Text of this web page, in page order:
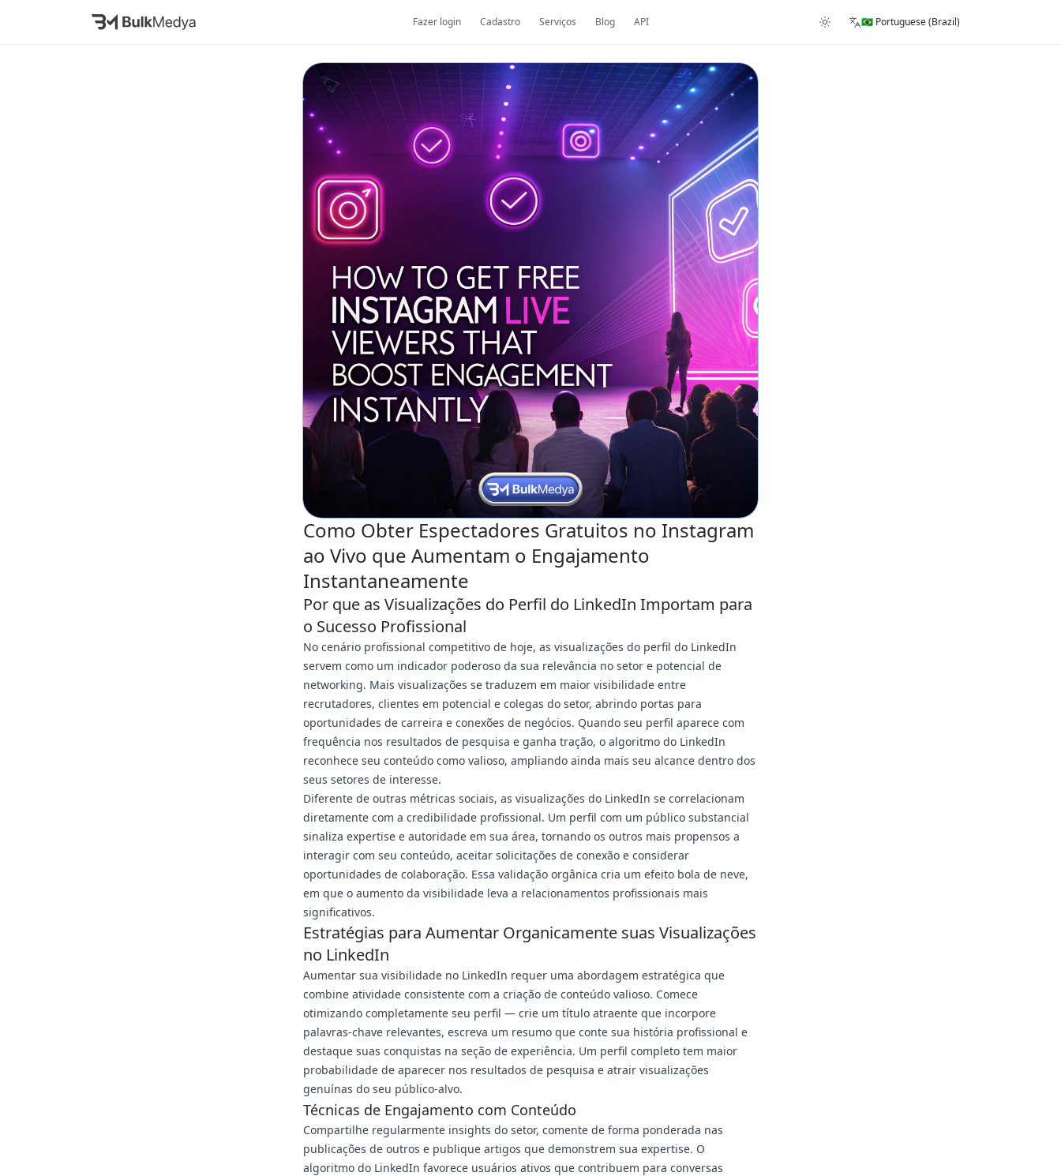
Fazer login Cadastro Serviços Blog API 🇧🇷 Portuguese (Brazil)
Como Obter Espectadores Gratuitos no Instagram
ao Vivo que Aumentam o Engajamento
Instantaneamente
Por que as Visualizações do Perfil do LinkedIn Importam para
o Sucesso Profissional
No cenário profissional competitivo de hoje, as visualizações do perfil do LinkedIn
servem como um indicador poderoso da sua relevância no setor e potencial de
networking. Mais visualizações se traduzem em maior visibilidade entre
recrutadores, clientes em potencial e colegas do setor, abrindo portas para
oportunidades de carreira e conexões de negócios. Quando seu perfil aparece com
frequência nos resultados de pesquisa e ganha tração, o algoritmo do LinkedIn
reconhece seu conteúdo como valioso, ampliando ainda mais seu alcance dentro dos
seus setores de interesse.
Diferente de outras métricas sociais, as visualizações do LinkedIn se correlacionam
diretamente com a credibilidade profissional. Um perfil com um público substancial
sinaliza expertise e autoridade em sua área, tornando os outros mais propensos a
interagir com seu conteúdo, aceitar solicitações de conexão e considerar
oportunidades de colaboração. Essa validação orgânica cria um efeito bola de neve,
em que o aumento da visibilidade leva a relacionamentos profissionais mais
significativos.
Estratégias para Aumentar Organicamente suas Visualizações
no LinkedIn
Aumentar sua visibilidade no LinkedIn requer uma abordagem estratégica que
combine atividade consistente com a criação de conteúdo valioso. Comece
otimizando completamente seu perfil — crie um título atraente que incorpore
palavras-chave relevantes, escreva um resumo que conte sua história profissional e
destaque suas conquistas na seção de experiência. Um perfil completo tem maior
probabilidade de aparecer nos resultados de pesquisa e atrair visualizações
genuínas do seu público-alvo.
Técnicas de Engajamento com Conteúdo
Compartilhe regularmente insights do setor, comente de forma ponderada nas
publicações de outros e publique artigos que demonstrem sua expertise. O
algoritmo do LinkedIn favorece usuários ativos que contribuem para conversas